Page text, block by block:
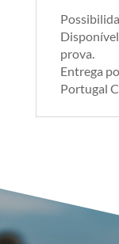
prova.
Entrega
Portugal